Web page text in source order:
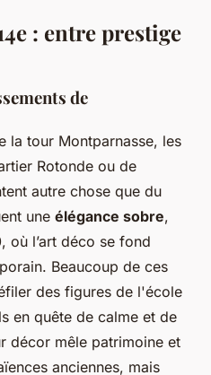
: entre prestige
de
la tour Montparnasse, les
Rotonde ou de
autre chose que du
une élégance sobre,
où l’art déco se fond
Beaucoup de ces
des figures de l'école
en quête de calme et de
décor mêle patrimoine et
anciennes, mais